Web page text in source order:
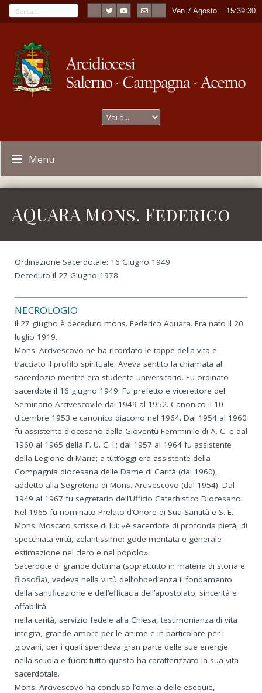
Ven 7 Agosto 15:39:30
Menu
AQUARA Mons. Federico
Ordinazione Sacerdotale: 16 Giugno 1949
Deceduto il 27 Giugno 1978
NECROLOGIO
Il 27 giugno è deceduto mons. Federico Aquara. Era nato il 20
luglio 1919.
Mons. Arcivescovo ne ha ricordato le tappe della vita e
tracciato il profilo spirituale. Aveva sentito la chiamata al
sacerdozio mentre era studente universitario. Fu ordinato
sacerdote il 16 giugno 1949. Fu prefetto e vicerettore del
Seminario Arcivescovile dal 1949 al 1952. Canonico il 10
dicembre 1953 e canonico diacono nel 1964. Dal 1954 al 1960
fu assistente diocesano della Gioventù Femminile di A. C. e dal
1960 al 1965 della F. U. C. I.; dal 1957 al 1964 fu assistente
della Legione di Maria; a tutt’oggi era assistente della
Compagnia diocesana delle Dame di Carità (dal 1960),
addetto alla Segreteria di Mons. Arcivescovo (dal 1954). Dal
1949 al 1967 fu segretario dell’Ufficio Catechistico Diocesano.
Nel 1965 fu nominato Prelato d’Onore di Sua Santità e S. E.
Mons. Moscato scrisse di lui: «è sacerdote di profonda pietà, di
specchiata virtù, zelantissimo: gode meritata e generale
estimazione nel clero e nel popolo».
Sacerdote di grande dottrina (soprattutto in materia di storia e
filosofia), vedeva nella virtù dell’obbedienza il fondamento
della santificazione e dell’efficacia dell’apostolato; sincerità e
affabilità
nella carità, servizio fedele alla Chiesa, testimonianza di vita
integra, grande amore per le anime e in particolare per i
giovani, per i quali spendeva gran parte delle sue energie
nella scuola e fuori: tutto questo ha caratterizzato la sua vita
sacerdotale.
Mons. Arcivescovo ha concluso l’omelia delle esequie,